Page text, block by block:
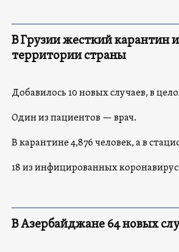
В Грузии жесткий карантин
территории страны
Добавилось 10 новых случаев, в
Один из пациентов — врач.
В карантине 4,876 человек, а в
18 из инфицированных
В Азербайджане 64 новых